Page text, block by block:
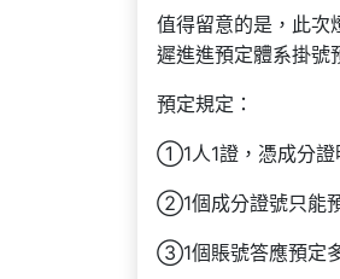
值得留意的是，此次
遲進進預定體系掛號
預定規定：
①1人1證，憑成分證
②1個成分證號只能
③1個賬號答應預定